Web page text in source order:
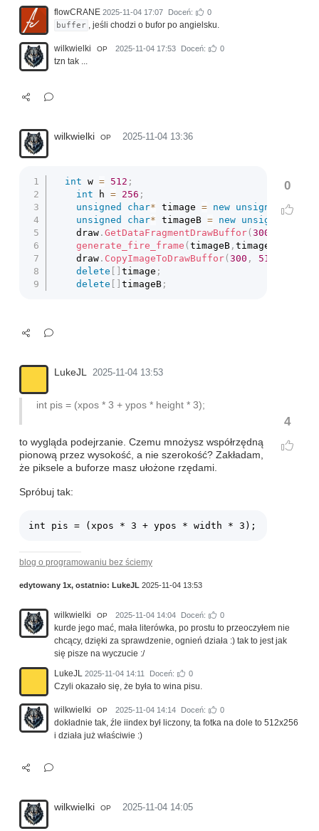
flowCRANE 2025-11-04 17:07 Doceń: 0
buffer , jeśli chodzi o bufor po angielsku.
wilkwielki OP 2025-11-04 17:53 Doceń: 0
tzn tak ...
wilkwielki OP 2025-11-04 13:36
0
int w = 512 ;
int h = 256 ;
unsigned
char* timage = new unsigned char
unsigned
char* timageB = new unsigned
	draw
. GetDataFragmentDrawBuffor(300
generate_fire_frame (timageB, timage
	draw
. CopyImageToDrawBuffor(300 , 512
delete [ ] timage ;
delete [ ] timageB;
LukeJL 2025-11-04 13:53
4
int pis = (xpos * 3 + ypos * height * 3);
to wygląda podejrzanie. Czemu mnożysz współrzędną
pionową przez wysokość, a nie szerokość? Zakładam,
że piksele a buforze masz ułożone rzędami.
Spróbuj tak:
blog o programowaniu bez ściemy
edytowany 1x, ostatnio: LukeJL 2025-11-04 13:53
wilkwielki OP 2025-11-04 14:04 Doceń: 0
kurde jego mać, mała literówka, po prostu to przeoczyłem nie
chcący, dzięki za sprawdzenie, ognień działa :) tak to jest jak
się pisze na wyczucie :/
LukeJL 2025-11-04 14:11 Doceń: 0
Czyli okazało się, że była to wina pisu.
wilkwielki OP 2025-11-04 14:14 Doceń: 0
dokładnie tak, źle iindex był liczony, ta fotka na dole to 512x256
i działa już właściwie :)
wilkwielki OP 2025-11-04 14:05